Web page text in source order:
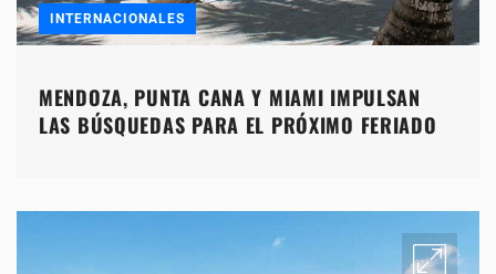
INTERNACIONALES
MENDOZA, PUNTA CANA Y MIAMI IMPULSAN
LAS BÚSQUEDAS PARA EL PRÓXIMO FERIADO